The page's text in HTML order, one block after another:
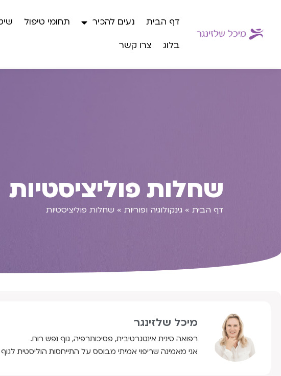
דף הבית נעים להכיר תחומי טיפול
בלוג
צרו קשר
שחלות פוליציסטיות
דף הבית » גינקולוגיה ופוריות » שחלות פוליציסטיות
מיכל שלזינגר
רפואה סינית אינטגרטיבית, פסיכותרפיה, גוף נפש רוח.
אני מאמינה שריפוי אמיתי מבוסס על התייחסות הוליסטית